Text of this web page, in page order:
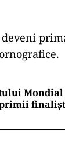
deveni
Mondial